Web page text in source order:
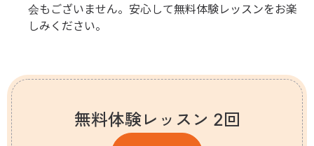
会もございません。安心して無料体験レッスンをお楽
しみください。
無料体験レッスン 2回